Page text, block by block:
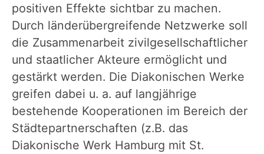
positiven Effekte sichtbar zu machen.
Durch länderübergreifende Netzwerke soll
die Zusammenarbeit zivilgesellschaftlicher
und staatlicher Akteure ermöglicht und
gestärkt werden. Die Diakonischen Werke
greifen dabei u. a. auf langjährige
bestehende Kooperationen im Bereich der
Städtepartnerschaften (z.B. das
Diakonische Werk Hamburg mit St.